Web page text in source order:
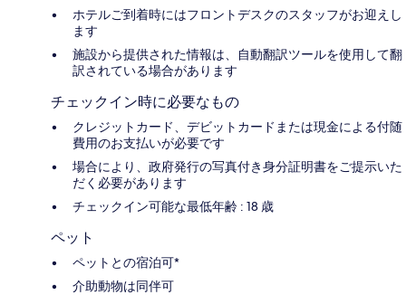
ホテルご到着時にはフロントデスクのスタッフがお迎えし
ます
施設から提供された情報は、自動翻訳ツールを使用して翻
訳されている場合があります
チェックイン時に必要なもの
クレジットカード、デビットカードまたは現金による付随
費用のお支払いが必要です
場合により、政府発行の写真付き身分証明書をご提示いた
だく必要があります
チェックイン可能な最低年齢 : 18 歳
ペット
ペットとの宿泊可*
介助動物は同伴可